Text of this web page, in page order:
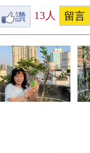
讚 13 人 留言